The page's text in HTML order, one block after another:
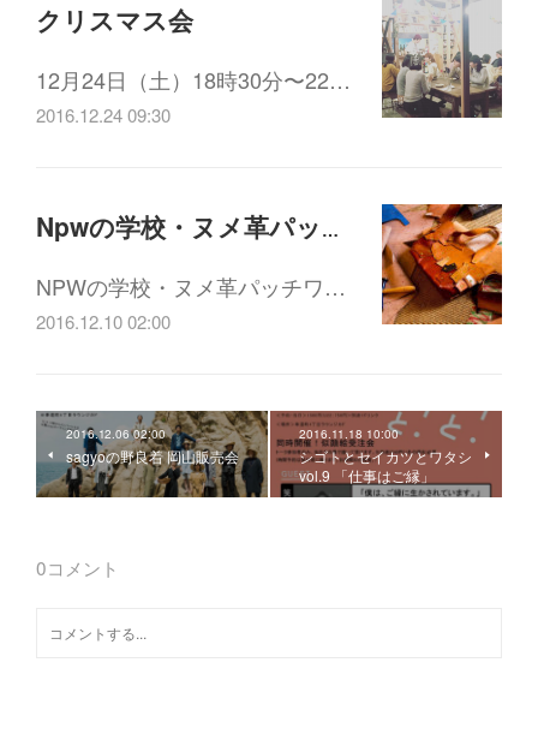
クリスマス会
12月24日（土）18時30分〜22…
2016.12.24 09:30
Npwの学校・ヌメ革パッチワークのワークショップ
NPWの学校・ヌメ革パッチワ…
2016.12.10 02:00
2016.12.06 02:00
sagyoの野良着 岡山販売会
2016.11.18 10:00
シゴトとセイカツとワタシ
vol.9 「仕事はご縁」
0コメント